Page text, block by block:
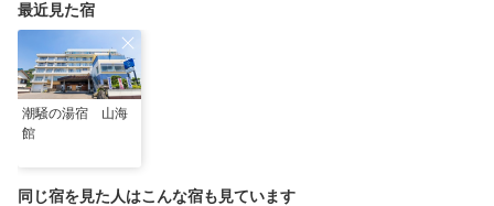
最近見た宿
潮騒の湯宿 山海
館
同じ宿を見た人はこんな宿も見ています